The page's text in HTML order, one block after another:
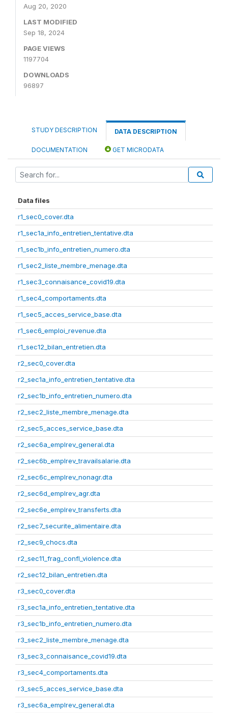
Aug 20, 2020
LAST MODIFIED
Sep 18, 2024
PAGE VIEWS
1197704
DOWNLOADS
96897
STUDY DESCRIPTION DATA DESCRIPTION
DOCUMENTATION GET MICRODATA
Data files
r1_sec0_cover.dta
r1_sec1a_info_entretien_tentative.dta
r1_sec1b_info_entretien_numero.dta
r1_sec2_liste_membre_menage.dta
r1_sec3_connaisance_covid19.dta
r1_sec4_comportaments.dta
r1_sec5_acces_service_base.dta
r1_sec6_emploi_revenue.dta
r1_sec12_bilan_entretien.dta
r2_sec0_cover.dta
r2_sec1a_info_entretien_tentative.dta
r2_sec1b_info_entretien_numero.dta
r2_sec2_liste_membre_menage.dta
r2_sec5_acces_service_base.dta
r2_sec6a_emplrev_general.dta
r2_sec6b_emplrev_travailsalarie.dta
r2_sec6c_emplrev_nonagr.dta
r2_sec6d_emplrev_agr.dta
r2_sec6e_emplrev_transferts.dta
r2_sec7_securite_alimentaire.dta
r2_sec9_chocs.dta
r2_sec11_frag_confl_violence.dta
r2_sec12_bilan_entretien.dta
r3_sec0_cover.dta
r3_sec1a_info_entretien_tentative.dta
r3_sec1b_info_entretien_numero.dta
r3_sec2_liste_membre_menage.dta
r3_sec3_connaisance_covid19.dta
r3_sec4_comportaments.dta
r3_sec5_acces_service_base.dta
r3_sec6a_emplrev_general.dta